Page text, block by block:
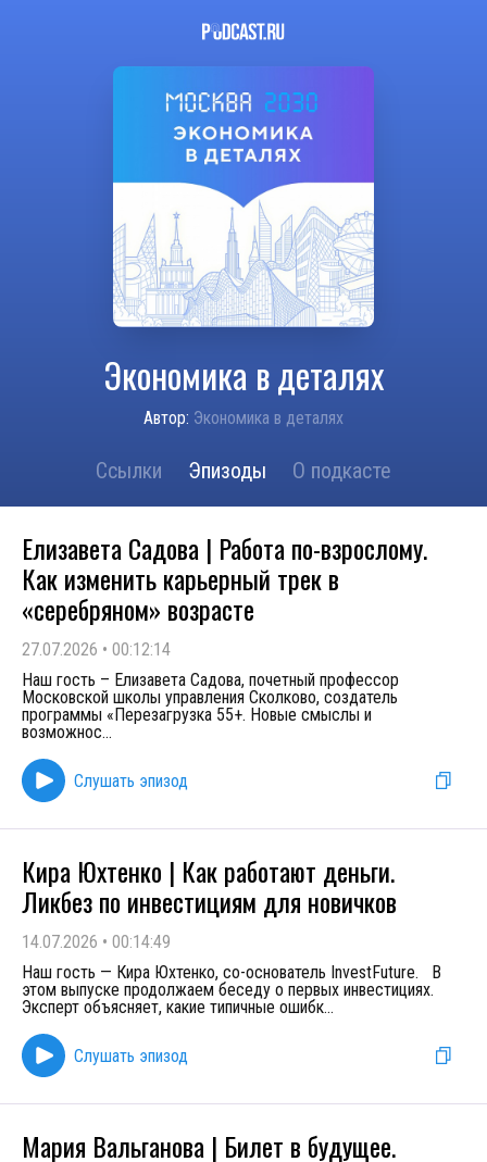
Экономика в деталях
Автор: Экономика в деталях
Ссылки Эпизоды О подкасте
Елизавета Садова | Работа по-взрослому.
Как изменить карьерный трек в
«серебряном» возрасте
27.07.2026 • 00:12:14
Наш гость – Елизавета Садова, почетный профессор
Московской школы управления Сколково, создатель
программы «Перезагрузка 55+. Новые смыслы и
возможнос...
Слушать эпизод
Кира Юхтенко | Как работают деньги.
Ликбез по инвестициям для новичков
14.07.2026 • 00:14:49
Наш гость — Кира Юхтенко, со-основатель InvestFuture. В
этом выпуске продолжаем беседу о первых инвестициях.
Эксперт объясняет, какие типичные ошибк...
Слушать эпизод
Мария Вальганова | Билет в будущее.